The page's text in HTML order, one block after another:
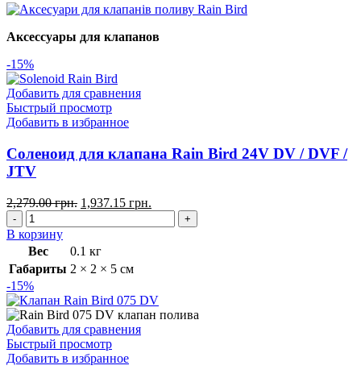
Аксессуары для клапанов
-15%
Добавить для сравнения
Быстрый просмотр
Добавить в избранное
Соленоид для клапана Rain Bird 24V DV / DVF /
JTV
2,279.00грн. 1,937.15 грн.
В корзину
Вес
0.1 кг
Габариты 2 × 2 × 5 см
-15%
Добавить для сравнения
Быстрый просмотр
Добавить в избранное